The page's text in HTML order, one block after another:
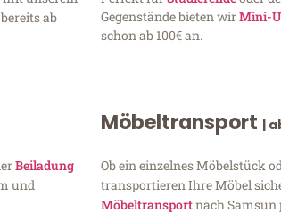
ab
Gegenstände bieten wirMini-
schon ab 100€ an.
Beiladung
und
Möbeltransport |
Ob ein einzelnes Möbelstück
transportieren Ihre Möbel
Möbeltransportnach Samsun